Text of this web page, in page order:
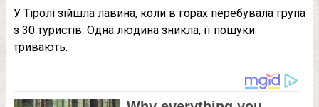
У Тіролі зійшла лавина, коли в горах перебувала група
з 30 туристів. Одна людина зникла, її пошуки
тривають.